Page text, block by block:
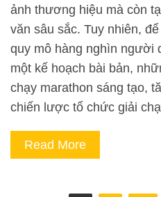
ảnh thương hiệu mà còn
văn sâu sắc. Tuy nhiên,
quy mô hàng nghìn người
một kế hoạch bài bản,
chạy marathon sáng tạo,
chiến lược tổ chức giải
Read More